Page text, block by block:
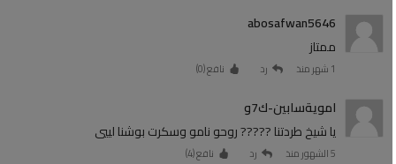
abosafwan5646
ممتاز
رد نافع (0
)
امويةسابين-ك7و
يا شيخ طردتنا ????? روحو نامو وسكرت بوشنا لييي
5 الشهور منذ رد نافع (4
)